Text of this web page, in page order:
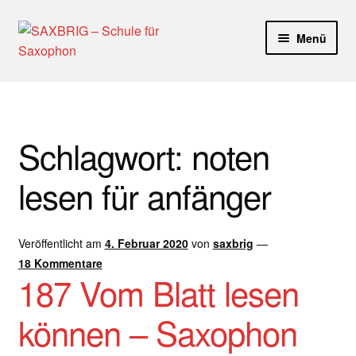
Zur
Navigation
Zum
Inhalt
Menü
Aktuelle Blog Artikel
ANMELDUNG
Dankeschön – Impro Basic Downloads (Youtube)
Datenschutz
Disclaimer
Schlagwort: noten
lesen für anfänger
Veröffentlicht am 4. Februar 2020 von saxbrig —
18 Kommentare
187 Vom Blatt lesen
können – Saxophon